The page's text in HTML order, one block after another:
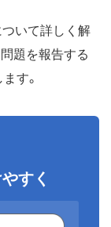
ついて詳しく解
題を報告する
す。
すく